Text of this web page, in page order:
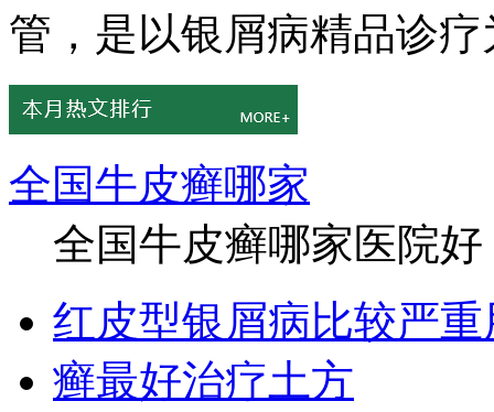
管，是以银屑病精品诊
全国牛皮癣哪家
全国牛皮癣哪家医院
红皮型银屑病比较严
癣最好治疗土方